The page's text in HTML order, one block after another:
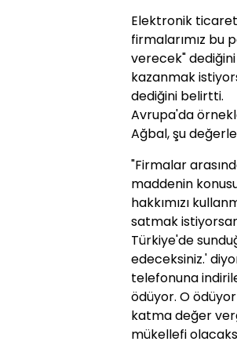
Elektronik
firmalarımız bu
verecek"
kazanmak
dediğini belirtti.
Avrupa'da
Ağbal, şu
"Firmalar
maddenin
hakkımızı
satmak
Türkiye'de
edeceksiniz.'
telefonuna
ödüyor. O
katma değer
mükellefi